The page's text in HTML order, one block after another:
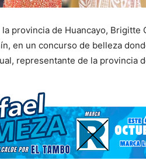
provincia de Huancayo,
en un concurso de belleza
representante de la provincia